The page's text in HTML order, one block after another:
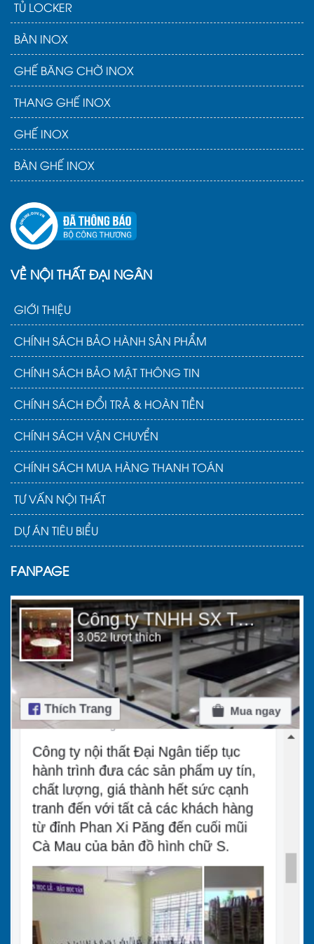
TỦ LOCKER
BÀN INOX
GHẾ BĂNG CHỜ INOX
THANG GHẾ INOX
GHẾ INOX
BÀN GHẾ INOX
VỀ NỘI THẤT ĐẠI NGÂN
GIỚI THIỆU
CHÍNH SÁCH BẢO HÀNH SẢN PHẨM
CHÍNH SÁCH BẢO MẬT THÔNG TIN
CHÍNH SÁCH ĐỔI TRẢ & HOÀN TIỀN
CHÍNH SÁCH VẬN CHUYỂN
CHÍNH SÁCH MUA HÀNG THANH TOÁN
TƯ VẤN NỘI THẤT
DỰ ÁN TIÊU BIỂU
FANPAGE